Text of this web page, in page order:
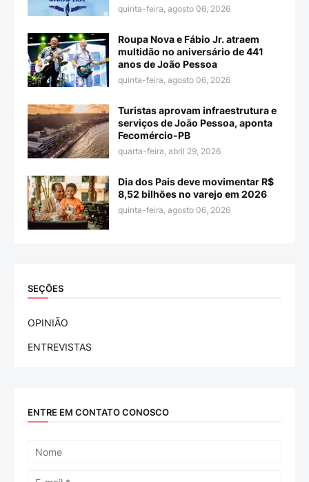
quinta-feira, agosto 06, 2026
Roupa Nova e Fábio Jr. atraem
multidão no aniversário de 441
anos de João Pessoa
quinta-feira, agosto 06, 2026
Turistas aprovam infraestrutura e
serviços de João Pessoa, aponta
Fecomércio-PB
quarta-feira, abril 29, 2026
Dia dos Pais deve movimentar R$
8,52 bilhões no varejo em 2026
quinta-feira, agosto 06, 2026
SEÇÕES
OPINIÃO
ENTREVISTAS
ENTRE EM CONTATO CONOSCO